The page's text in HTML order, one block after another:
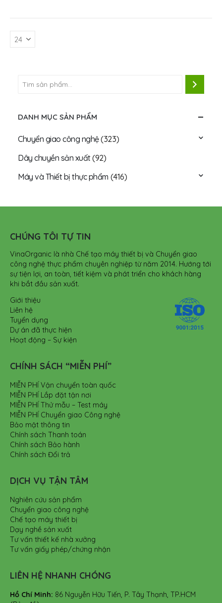
DANH MỤC SẢN PHẨM
Chuyển giao công nghệ(323)
Dây chuyền sản xuất(92)
Máy và Thiết bị thực phẩm (416)
CHÚNG TÔI TỰ TIN
VinaOrganic là nhà Chế tạo máy thiết bị và Chuyển giao
công nghệ thực phẩm chuyên nghiệp từ năm 2014. Hướng tới
sự tiện lợi, an toàn, tiết kiệm và phát triển cho khách hàng
khi bắt đầu sản xuất.
Giới thiệu
Liên hệ
Tuyển dụng
Dự án đã thực hiện
Hoạt động – Sự kiện
CHÍNH SÁCH “MIỄN PHÍ”
MIỄN PHÍ Vận chuyển toàn quốc
MIỄN PHÍ Lắp đặt tận nơi
MIỄN PHÍ Thử mẫu – Test máy
MIỄN PHÍ Chuyển giao Công nghệ
Bảo mật thông tin
Chính sách Thanh toán
Chính sách Bảo hành
Chính sách Đổi trả
DỊCH VỤ TẬN TÂM
Nghiên cứu sản phẩm
Chuyển giao công nghệ
Chế tạo máy thiết bị
Dạy nghề sản xuất
Tư vấn thiết kế nhà xưởng
Tư vấn giấy phép/chứng nhận
LIÊN HỆ NHANH CHÓNG
Hồ Chí Minh: 86 Nguyễn Hữu Tiến, P. Tây Thạnh, TP.HCM